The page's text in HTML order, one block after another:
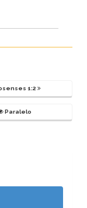
1:2
Paralelo